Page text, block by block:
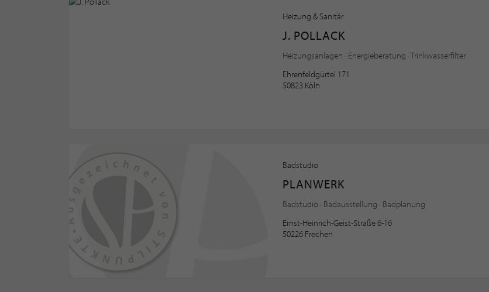
Heizung & Sanitär
J. POLLACK
Heizungsanlagen · Energieberatung · Trinkwasserfilter
Ehrenfeldgürtel 171
50823 Köln
Badstudio
PLANWERK
Badstudio · Badausstellung · Badplanung
Ernst-Heinrich-Geist-Straße 6-16
50226 Frechen